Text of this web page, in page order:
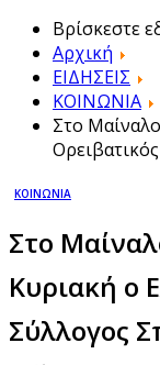
Βρίσκεστε
Αρχική
ΕΙΔΗΣΕΙΣ
ΚΟΙΝΩΝΙΑ
Στο
ΚΟΙΝΩΝΙΑ
Στο
Κυριακή ο
Σύλλογος